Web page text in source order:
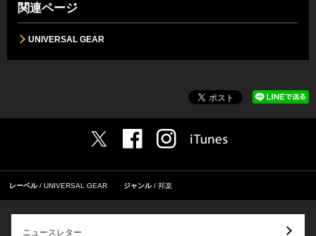
関連ページ
UNIVERSAL GEAR
レーベル UNIVERSAL GEAR ジャンル 邦楽
ニュースレター